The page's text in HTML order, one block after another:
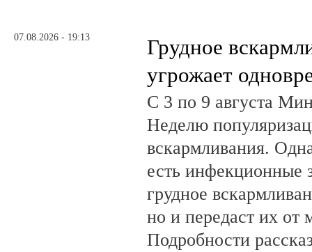
07.08.2026 - 19:13
Грудное
угрожает
С 3 по 9 августа
Неделю
вскармливания.
есть инфекционные
грудное
но и передаст их от
Подробности